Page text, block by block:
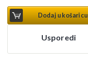
Trenutna cijena je:
Dodaj u košaricu
Usporedi